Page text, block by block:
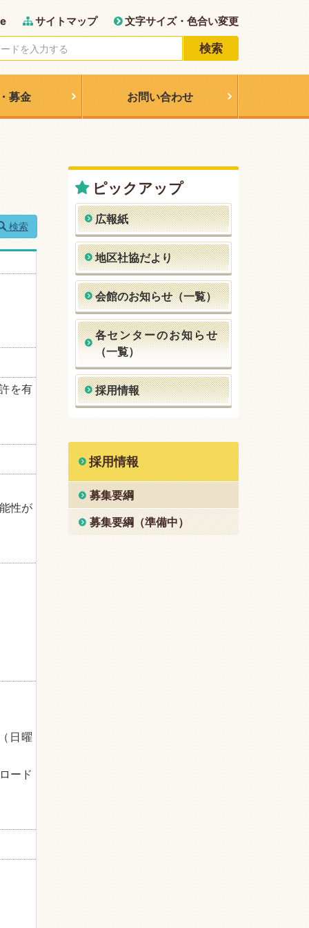
サイトマップ 文字サイズ・色合い変更
検索
募金 お問い合わせ
検索
を有
性が
日曜
ード
ピックアップ
広報紙
地区社協だより
会館のお知らせ（一覧）
各センターのお知らせ
（一覧）
採用情報
採用情報
募集要綱
募集要綱（準備中）